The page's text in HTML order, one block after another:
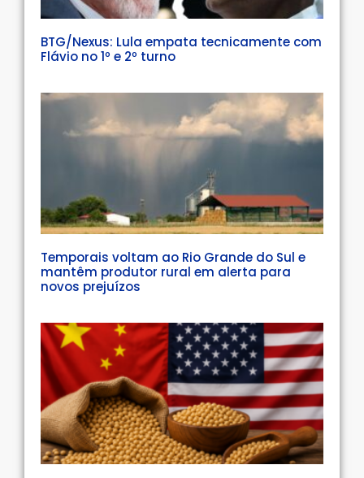
BTG/Nexus: Lula empata tecnicamente com
Flávio no 1º e 2º turno
Temporais voltam ao Rio Grande do Sul e
mantêm produtor rural em alerta para
novos prejuízos